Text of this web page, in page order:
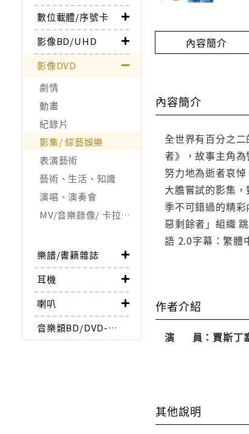
數位載體/序號卡
影像BD/UHD
影像DVD
劇情
動畫
紀錄片
影集/ 綜藝娛樂
表演藝術
藝術、生活、知識
演唱、演奏會
MV/音樂錄像/ 卡拉OK
樂譜/書籍雜誌
耳機
喇叭
音樂類BD/DVD-AUDIO
內容簡介
內容簡介
全世界有百分之
者》，故事主角
努力地為逝者哀
大膽嘗試的影集
季不可錯過的精
惡剩餘者」組織
語 2.0字幕：繁體
作者介紹
演 員：賈斯丁
其他說明